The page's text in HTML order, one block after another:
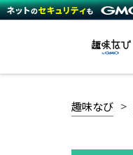
趣味なび